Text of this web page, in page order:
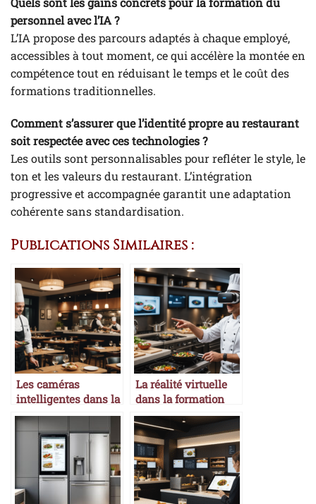
personnel avec l’IA ?
L’IA propose des parcours adaptés à chaque employé,
accessibles à tout moment, ce qui accélère la montée en
compétence tout en réduisant le temps et le coût des
formations traditionnelles.
Comment s’assurer que l’identité propre au restaurant
soit respectée avec ces technologies ?
Les outils sont personnalisables pour refléter le style, le
ton et les valeurs du restaurant. L’intégration
progressive et accompagnée garantit une adaptation
cohérente sans standardisation.
Publications Similaires :
Les caméras
intelligentes dans la
restauration
La réalité virtuelle
dans la formation
culinaire